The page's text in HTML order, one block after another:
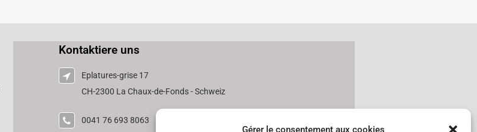
Gérer le consentement aux cookies
Kontaktiere uns
Eplatures-grise 17
CH-2300 La Chaux-de-Fonds - Schweiz
0041 76 693 8063